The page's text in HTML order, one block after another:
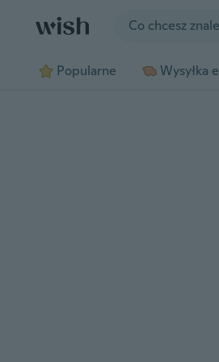
Popularne Wysyłka